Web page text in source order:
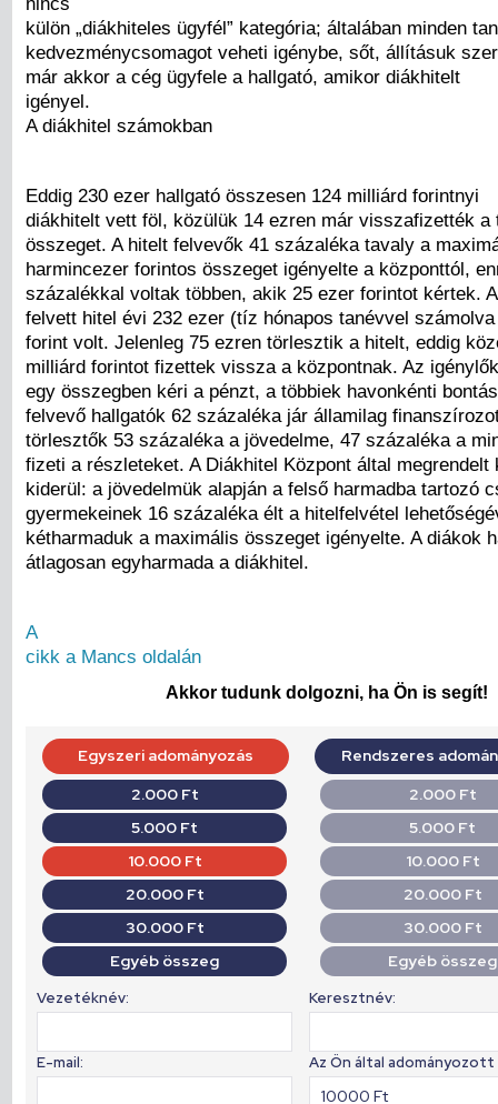
külön „diákhiteles ügyfél” kategória; általában minden
kedvezménycsomagot veheti igénybe, sőt, állításuk
már akkor a cég ügyfele a hallgató, amikor diákhitelt
igényel.
A diákhitel számokban
Eddig 230 ezer hallgató összesen 124 milliárd forintnyi
diákhitelt vett föl, közülük 14 ezren már visszafizették a
összeget. A hitelt felvevők 41 százaléka tavaly a
harmincezer forintos összeget igényelte a központtól,
százalékkal voltak többen, akik 25 ezer forintot kértek.
felvett hitel évi 232 ezer (tíz hónapos tanévvel
forint volt. Jelenleg 75 ezren törlesztik a hitelt, eddig
milliárd forintot fizettek vissza a központnak. Az
egy összegben kéri a pénzt, a többiek havonkénti
felvevő hallgatók 62 százaléka jár államilag
törlesztők 53 százaléka a jövedelme, 47 százaléka a
fizeti a részleteket. A Diákhitel Központ által megrendelt
kiderül: a jövedelmük alapján a felső harmadba tartozó
gyermekeinek 16 százaléka élt a hitelfelvétel
kétharmaduk a maximális összeget igényelte. A diákok
átlagosan egyharmada a diákhitel.
A
cikk a Mancs oldalán
Akkor tudunk dolgozni, ha Ön is segít!